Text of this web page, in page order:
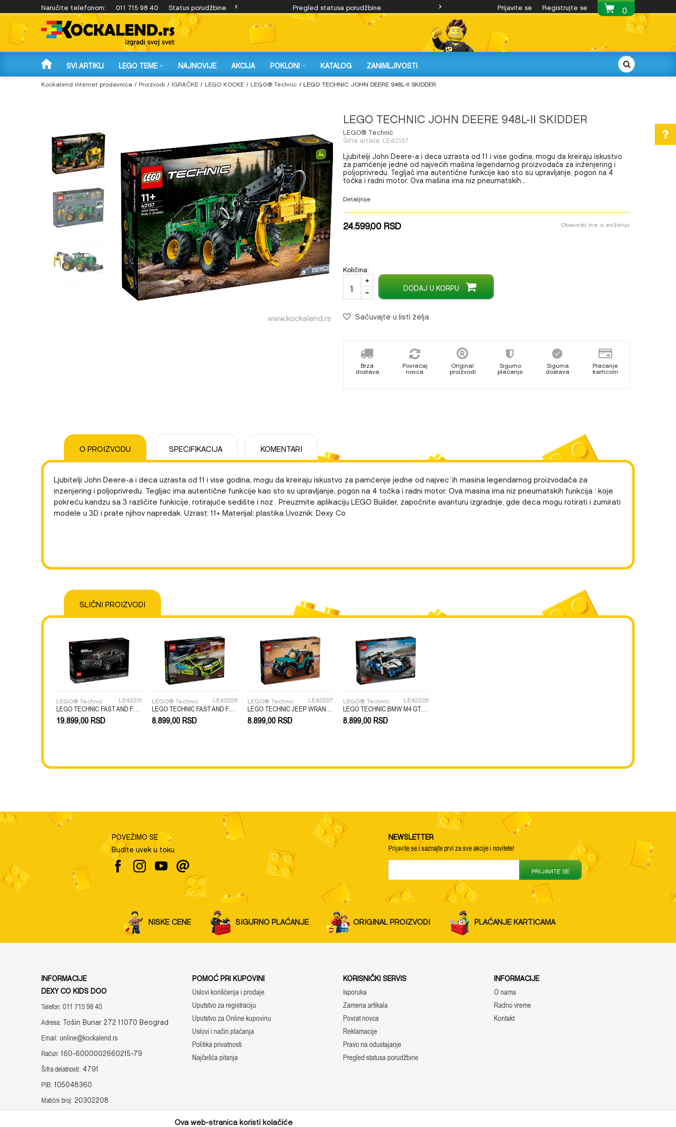
Naručite telefonom: 011 715 98 40 Status porudžbine
Plaćanje na 3 rate karticama Banca Intese! Pregled statusa porudžbine Najatraktivnija LEGO® ponuda 0
Prijavite se Registrujte se
SVI ARTIKLI LEGO TEME NAJNOVIJE AKCIJA POKLONI KATALOG ZANIMLJIVOSTI
Kockalend internet prodavnica Proizvodi IGRAČKE LEGO KOCKE LEGO® Technic LEGO TECHNIC JOHN DEERE 948L-II SKIDDER
LEGO TECHNIC JOHN DEERE 948L-II SKIDDER
LEGO® Technic
Šifra artikla:LE42157
Ljubitelji John Deere-a i deca uzrasta od 11 i vise godina, mogu da kreiraju iskustvo
za pamćenje jedne od najvećih mašina legendarnog proizvodača za inženjering i
poljoprivredu. Tegljač ima autentične funkcije kao sto su upravljanje, pogon na 4
točka i radni motor. Ova mašina ima niz pneumatskih...
Detaljnije
24.599,00RSD Obavesti me o sniženju
Količina:
DODAJ U KORPU
Sačuvajte u listi želja
Brza
dostava
Povraćaj
novca
Original
proizvodi
Sigurno
plaćanje
Sigurna
dostava
Plaćanje
karticom
O PROIZVODU SPECIFIKACIJA KOMENTARI
Ljubitelji John Deere-a i deca uzrasta od 11 i vise godina, mogu da kreiraju iskustvo za pamćenje jedne od najvec´ih masina legendarnog proizvodača za
inzenjering i poljoprivredu. Tegljac ima autentične funkcije kao sto su upravljanje, pogon na 4 točka i radni motor. Ova masina ima niz pneumatskih funkcija : koje
pokreću kandzu sa 3 različite funkicije, rotirajuće sedište i noz . Preuzmite aplikaciju LEGO Builder, započnite avanturu izgradnje, gde deca mogu rotirati i zumirati
modele u 3D i prate njihov napredak. Uzrast: 11+ Materijal: plastika Uvoznik: Dexy Co
Poruka
Anti-spam zaštita - izračunajte koliko je 9 - 4 :
POŠALJI
Uzrast
Brend
LEGO
SLIČNI PROIZVODI
LEGO® Technic LE42231
19.899,00 RSD
LEGO® Technic LE42229
8.899,00 RSD
LEGO® Technic LE42227
8.899,00 RSD
LEGO® Technic LE42226
8.899,00 RSD
POVEŽIMO SE
Budite uvek u toku
NEWSLETTER
Prijavite se i saznajte prvi za sve akcije i novitete!
PRIJAVITE SE
NISKE CENE SIGURNO PLAĆANJE ORIGINAL PROIZVODI PLAĆANJE KARTICAMA
INFORMACIJE
DEXY CO KIDS DOO
Telefon: 011 715 98 40
Adresa: Tošin Bunar 272 11070 Beograd
Email: online@kockalend.rs
Račun: 160-6000002660215-79
Šifra delatnosti: 4791
PIB: 105048360
Matični broj: 20302208
POMOĆ PRI KUPOVINI
Uslovi korišćenja i prodaje
Uputstvo za registraciju
Uputstvo za Online kupovinu
Uslovi i način plaćanja
Politika privatnosti
Najčešća pitanja
KORISNIČKI SERVIS
Isporuka
Zamena artikala
Povrat novca
Reklamacije
Pravo na odustajanje
Pregled statusa porudžbine
INFORMACIJE
O nama
Radno vreme
Kontakt
Ova web-stranica koristi kolačiće